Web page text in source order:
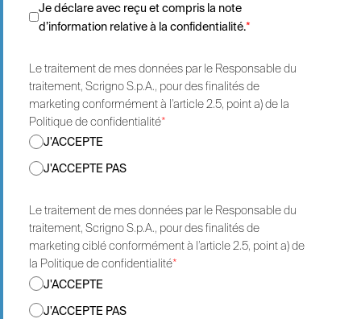
Je déclare avec reçu et compris la note
d’information relative à la confidentialité.*
Le traitement de mes données par le Responsable du
traitement, Scrigno S.p.A., pour des finalités de
marketing conformément à l’article 2.5, point a) de la
Politique de confidentialité*
J'ACCEPTE
J'ACCEPTE PAS
Le traitement de mes données par le Responsable du
traitement, Scrigno S.p.A., pour des finalités de
marketing ciblé conformément à l’article 2.5, point a) de
la Politique de confidentialité*
J'ACCEPTE
J'ACCEPTE PAS